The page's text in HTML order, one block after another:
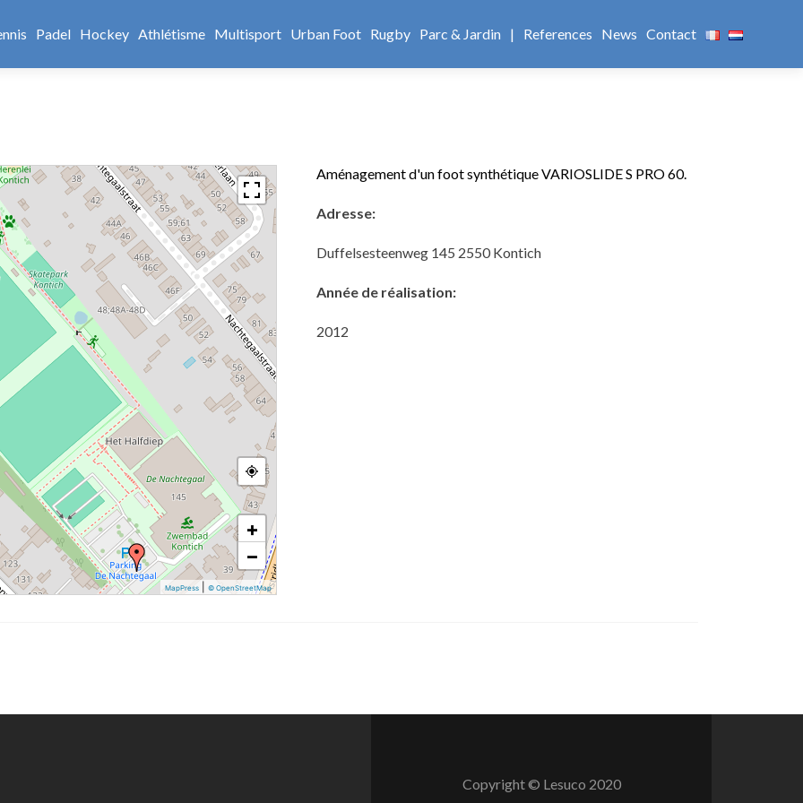
Padel Hockey Athlétisme Multisport Urban Foot Rugby Parc & Jardin | References News Contact
+
−
MapPress © OpenStreetMap
Aménagement d'un foot synthétique VARIOSLIDE S PRO 60.
Adresse:
Duffelsesteenweg 145 2550 Kontich
Année de réalisation:
2012
Copyright © Lesuco 2020